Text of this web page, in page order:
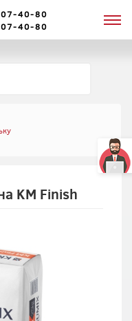
40-80
40-80
KM Finish